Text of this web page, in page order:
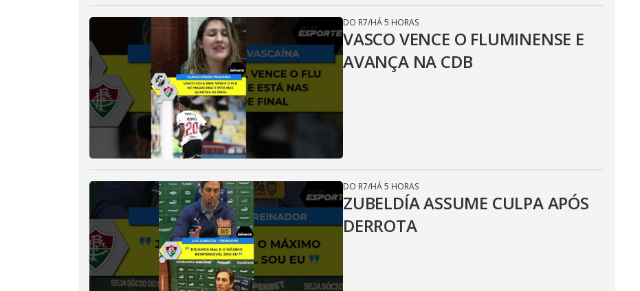
DO R7/HÁ 5 HORAS
VASCO VENCE O FLUMINENSE E
AVANÇA NA CDB
DO R7/HÁ 5 HORAS
ZUBELDÍA ASSUME CULPA APÓS
DERROTA